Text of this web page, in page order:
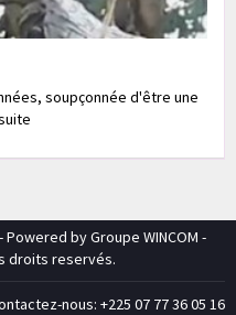
soupçonnée d'être une
by Groupe WINCOM -
droits reservés.
nous: +225 07 77 36 05 16